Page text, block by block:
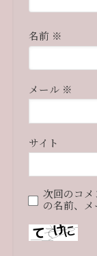
名前 ※
メール ※
サイト
次回のコ
の名前、メ